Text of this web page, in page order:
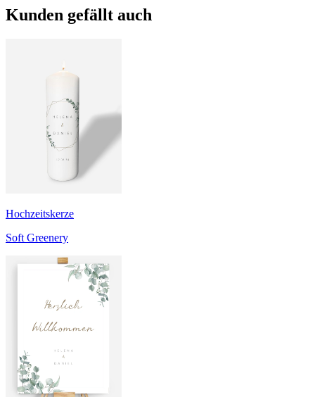
Kunden gefällt auch
Hochzeitskerze
Soft Greenery